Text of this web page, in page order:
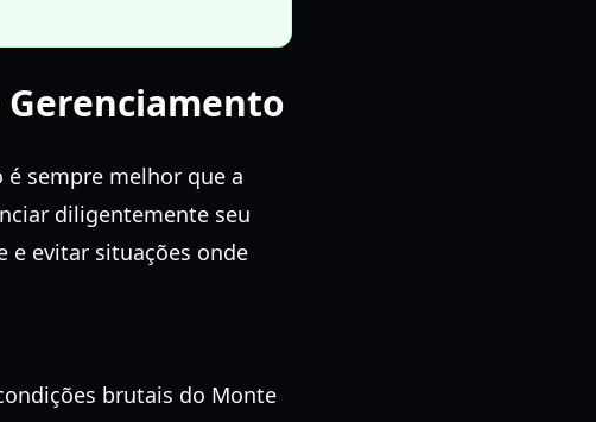
é sempre melhor que a
diligentemente seu
e evitar situações onde
brutais do Monte